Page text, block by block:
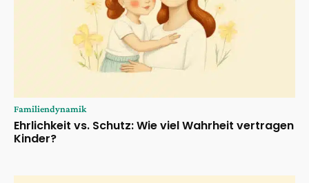
Familiendynamik
Ehrlichkeit vs. Schutz: Wie viel Wahrheit vertragen
Kinder?